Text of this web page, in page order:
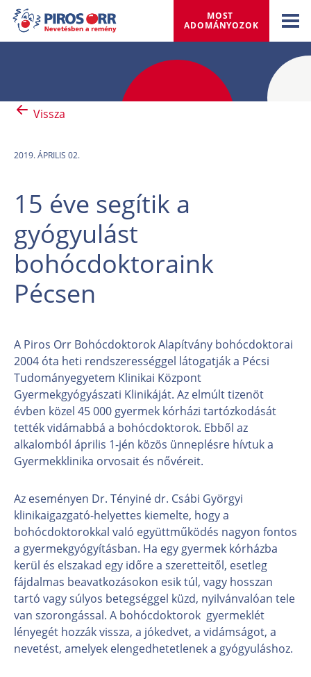
MOST
ADOMÁNYOZOK
Vissza
2019. ÁPRILIS 02.
15 éve segítik a
gyógyulást
bohócdoktoraink
Pécsen
A Piros Orr Bohócdoktorok Alapítvány bohócdoktorai
2004 óta heti rendszerességgel látogatják a Pécsi
Tudományegyetem Klinikai Központ
Gyermekgyógyászati Klinikáját. Az elmúlt tizenöt
évben közel 45 000 gyermek kórházi tartózkodását
tették vidámabbá a bohócdoktorok. Ebből az
alkalomból április 1-jén közös ünneplésre hívtuk a
Gyermekklinika orvosait és nővéreit.
Az eseményen Dr. Tényiné dr. Csábi Györgyi
klinikaigazgató-helyettes kiemelte, hogy a
bohócdoktorokkal való együttműködés nagyon fontos
a gyermekgyógyításban. Ha egy gyermek kórházba
kerül és elszakad egy időre a szeretteitől, esetleg
fájdalmas beavatkozásokon esik túl, vagy hosszan
tartó vagy súlyos betegséggel küzd, nyilvánvalóan tele
van szorongással. A bohócdoktorok gyermeklét
lényegét hozzák vissza, a jókedvet, a vidámságot, a
nevetést, amelyek elengedhetetlenek a gyógyuláshoz.